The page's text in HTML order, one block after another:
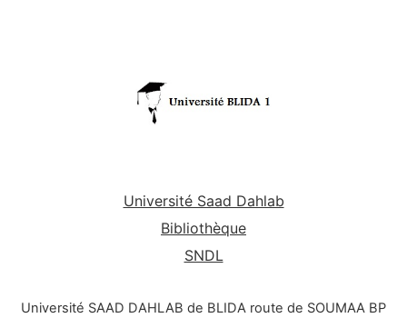
Ventilation (naturelle ou mécanique)
Université Saad Dahlab
Bibliothèque
SNDL
Université SAAD DAHLAB de BLIDA route de SOUMAA BP